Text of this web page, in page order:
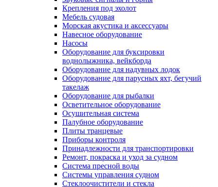
Крепления под эхолот
Мебель судовая
Морская акустика и аксессуары
Навесное оборудование
Насосы
Оборудование для буксировки
воднолыжника, вейкборда
Оборудование для надувных лодок
Оборудование для парусных яхт, бегучий
такелаж
Оборудование для рыбалки
Осветительное оборудование
Осушительная система
Палубное оборудование
Плиты транцевые
Приборы контроля
Принадлежности для транспортировки
Ремонт, покраска и уход за судном
Система пресной воды
Системы управления судном
Стеклоочистители и стекла